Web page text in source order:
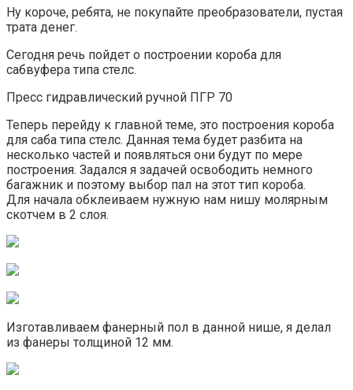
Ну короче, ребята, не покупайте преобразователи, пустая
трата денег.
Сегодня речь пойдет о построении короба для
сабвуфера типа стелс.
Пресс гидравлический ручной ПГР 70
Теперь перейду к главной теме, это построения короба
для саба типа стелс. Данная тема будет разбита на
несколько частей и появляться они будут по мере
построения. Задался я задачей освободить немного
багажник и поэтому выбор пал на этот тип короба.
Для начала обклеиваем нужную нам нишу молярным
скотчем в 2 слоя.
Изготавливаем фанерный пол в данной нише, я делал
из фанеры толщиной 12 мм.